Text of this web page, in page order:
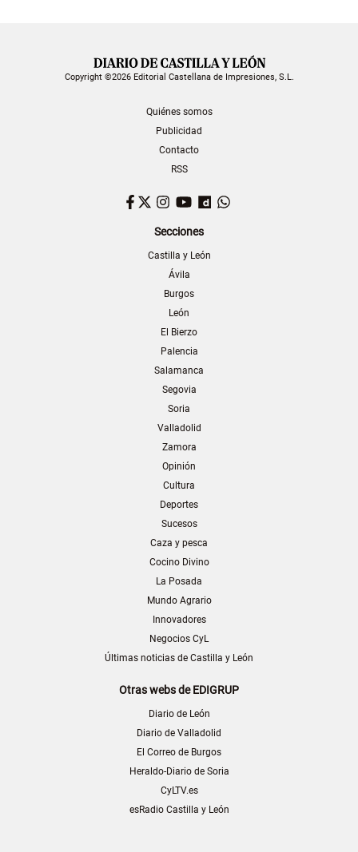
Copyright ©2026 Editorial Castellana de Impresiones, S.L.
Quiénes somos
Publicidad
Contacto
RSS
Facebook
TwitterInstagram
YouTubeDailymotion
Secciones
Castilla y León
Ávila
Burgos
León
El Bierzo
Palencia
Salamanca
Segovia
Soria
Valladolid
Zamora
Opinión
Cultura
Deportes
Sucesos
Caza y pesca
Cocino Divino
La Posada
Mundo Agrario
Innovadores
Negocios CyL
Últimas noticias de Castilla y León
Otras webs de EDIGRUP
Diario de León
Diario de Valladolid
El Correo de Burgos
Heraldo-Diario de Soria
CyLTV.es
esRadio Castilla y León